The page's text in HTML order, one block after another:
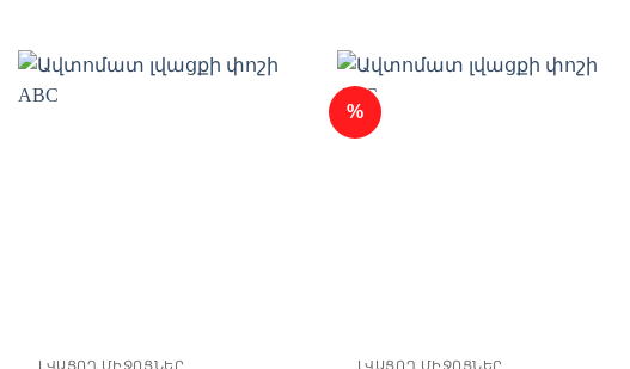
ԼՎԱՑՈՂ ՄԻՋՈՑՆԵՐ
%
ԼՎԱՑՈՂ ՄԻՋՈՑՆԵՐ